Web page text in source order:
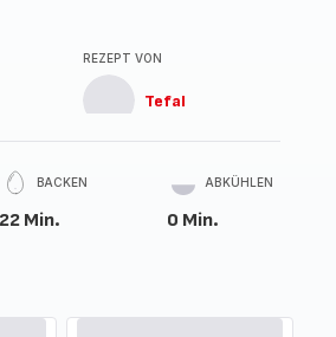
REZEPT VON
Tefal
BACKEN
22 Min.
ABKÜHLEN
0 Min.